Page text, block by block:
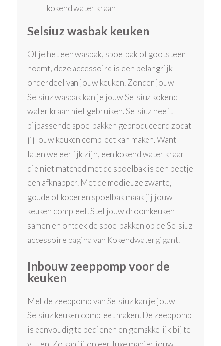
kokend water kraan
Selsiuz wasbak keuken
Of je het een wasbak, spoelbak of gootsteen
noemt, deze accessoire is een belangrijk
onderdeel van jouw keuken. Zonder jouw
Selsiuz wasbak kan je jouw Selsiuz kokend
water kraan niet gebruiken. Selsiuz heeft
bijpassende spoelbakken geproduceerd zodat
jij jouw keuken compleet kan maken. Want
laten we eerlijk zijn, een kokend water kraan
die niet matched met de spoelbak is een beetje
een afknapper. Met de modieuze zwarte,
goude of koperen spoelbak maak jij jouw
keuken compleet. Stel jouw droomkeuken
samen en ontdek de spoelbakken op de Selsiuz
accessoire pagina van Kokendwatergigant.
Inbouw zeeppomp voor de
keuken
Met de zeeppomp van Selsiuz kan je jouw
Selsiuz keuken compleet maken. De zeeppomp
is eenvoudig te bedienen en gemakkelijk bij te
vullen. Zo kan jij op een luxe manier jouw